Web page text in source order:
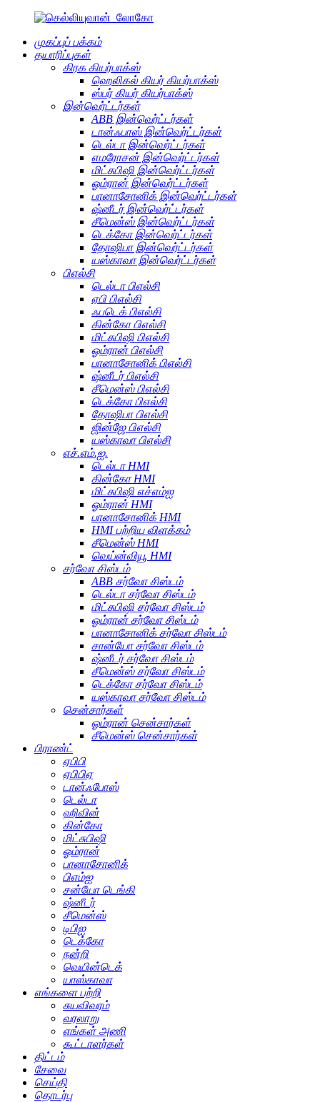
முகப்புப் பக்கம்
தயாரிப்புகள்
கிரக கியர்பாக்ஸ்
ஹெலிகல் கியர் கியர்பாக்ஸ்
ஸ்பர் கியர் கியர்பாக்ஸ்
இன்வெர்ட்டர்கள்
ABB இன்வெர்ட்டர்கள்
டான்ஃபாஸ் இன்வெர்ட்டர்கள்
டெல்டா இன்வெர்ட்டர்கள்
எமரோசன் இன்வெர்ட்டர்கள்
மிட்சுபிஷி இன்வெர்ட்டர்கள்
ஓம்ரான் இன்வெர்ட்டர்கள்
பானாசோனிக் இன்வெர்ட்டர்கள்
ஷ்னீடர் இன்வெர்ட்டர்கள்
சீமென்ஸ் இன்வெர்ட்டர்கள்
டெக்கோ இன்வெர்ட்டர்கள்
தோஷிபா இன்வெர்ட்டர்கள்
யஸ்காவா இன்வெர்ட்டர்கள்
பிஎல்சி
டெல்டா பிஎல்சி
ஏபி பிஎல்சி
ஃபடெக் பிஎல்சி
கின்கோ பிஎல்சி
மிட்சுபிஷி பிஎல்சி
ஓம்ரான் பிஎல்சி
பானாசோனிக் பிஎல்சி
ஷ்னீடர் பிஎல்சி
சீமென்ஸ் பிஎல்சி
டெக்கோ பிஎல்சி
தோஷிபா பிஎல்சி
ஜின்ஜே பிஎல்சி
யஸ்காவா பிஎல்சி
எச்.எம்.ஐ.
டெல்டா HMI
கின்கோ HMI
மிட்சுபிஷி எச்எம்ஐ
ஓம்ரான் HMI
பானாசோனிக் HMI
HMI பற்றிய விளக்கம்
சீமென்ஸ் HMI
வெய்ன்வியூ HMI
சர்வோ சிஸ்டம்
ABB சர்வோ சிஸ்டம்
டெல்டா சர்வோ சிஸ்டம்
மிட்சுபிஷி சர்வோ சிஸ்டம்
ஓம்ரான் சர்வோ சிஸ்டம்
பானாசோனிக் சர்வோ சிஸ்டம்
சான்யோ சர்வோ சிஸ்டம்
ஷ்னீடர் சர்வோ சிஸ்டம்
சீமென்ஸ் சர்வோ சிஸ்டம்
டெக்கோ சர்வோ சிஸ்டம்
யஸ்காவா சர்வோ சிஸ்டம்
சென்சார்கள்
ஓம்ரான் சென்சார்கள்
சீமென்ஸ் சென்சார்கள்
பிராண்ட்
ஏபிபி
ஏபிபிஏ
டான்ஃபோஸ்
டெல்டா
ஹிவின்
கின்கோ
மிட்சுபிஷி
ஓம்ரான்
பானாசோனிக்
பிஎம்ஐ
சன்யோ டெங்கி
ஷ்னீடர்
சீமென்ஸ்
டிபிஐ
டெக்கோ
நன்றி
வெயின்டெக்
யாஸ்காவா
எங்களை பற்றி
சுயவிவரம்
வரலாறு
எங்கள் அணி
கூட்டாளர்கள்
திட்டம்
சேவை
செய்தி
தொடர்பு